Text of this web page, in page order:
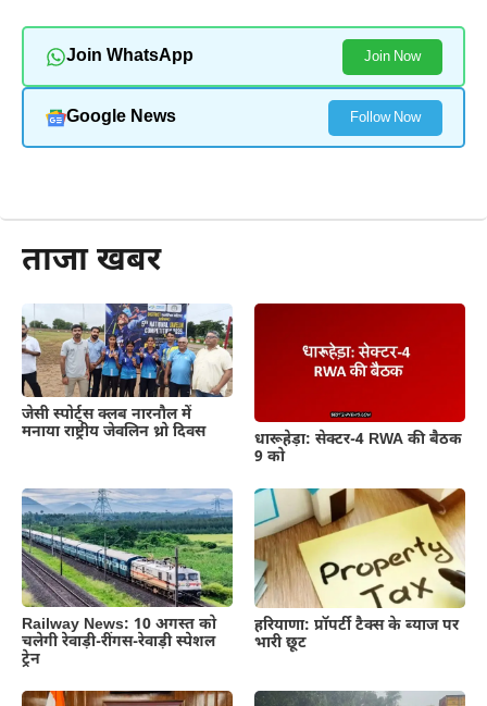
Join WhatsApp Join Now
Google News Follow Now
ताजा खबर
जेसी स्पोर्ट्स क्लब नारनौल में
मनाया राष्ट्रीय जेवलिन थ्रो दिवस
धारूहेड़ा: सेक्टर-4 RWA की बैठक
9 को
Railway News: 10 अगस्त को
चलेगी रेवाड़ी-रींगस-रेवाड़ी स्पेशल
ट्रेन
हरियाणा: प्रॉपर्टी टैक्स के ब्याज पर
भारी छूट